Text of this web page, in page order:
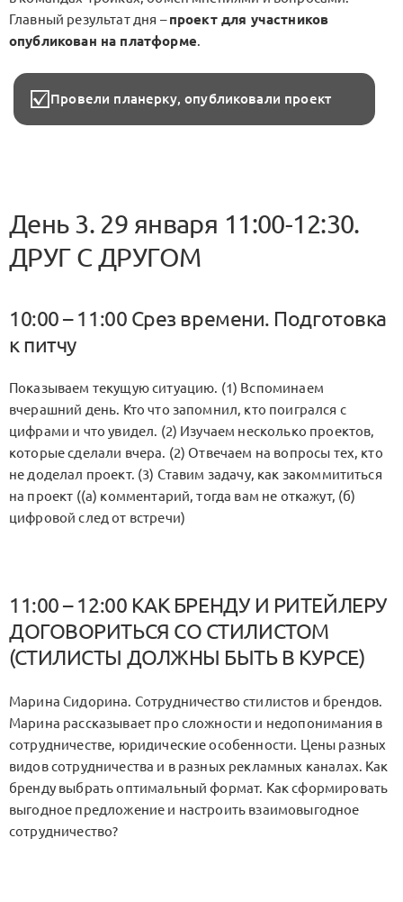
Главный результат дня –проект для участников
опубликован на платформе.
Провели планерку, опубликовали проект
День 3. 29 января 11:00-12:30.
ДРУГ С ДРУГОМ
10:00 – 11:00 Срез времени. Подготовка
к питчу
Показываем текущую ситуацию. (1) Вспоминаем
вчерашний день. Кто что запомнил, кто поигрался с
цифрами и что увидел. (2) Изучаем несколько проектов,
которые сделали вчера. (2) Отвечаем на вопросы тех, кто
не доделал проект. (3) Ставим задачу, как закоммититься
на проект ((а) комментарий, тогда вам не откажут, (б)
цифровой след от встречи)
11:00 – 12:00 КАК БРЕНДУ И РИТЕЙЛЕРУ
ДОГОВОРИТЬСЯ СО СТИЛИСТОМ
(СТИЛИСТЫ ДОЛЖНЫ БЫТЬ В КУРСЕ)
Марина Сидорина. Сотрудничество стилистов и брендов.
Марина рассказывает про сложности и недопонимания в
сотрудничестве, юридические особенности. Цены разных
видов сотрудничества и в разных рекламных каналах. Как
бренду выбрать оптимальный формат. Как сформировать
выгодное предложение и настроить взаимовыгодное
сотрудничество?